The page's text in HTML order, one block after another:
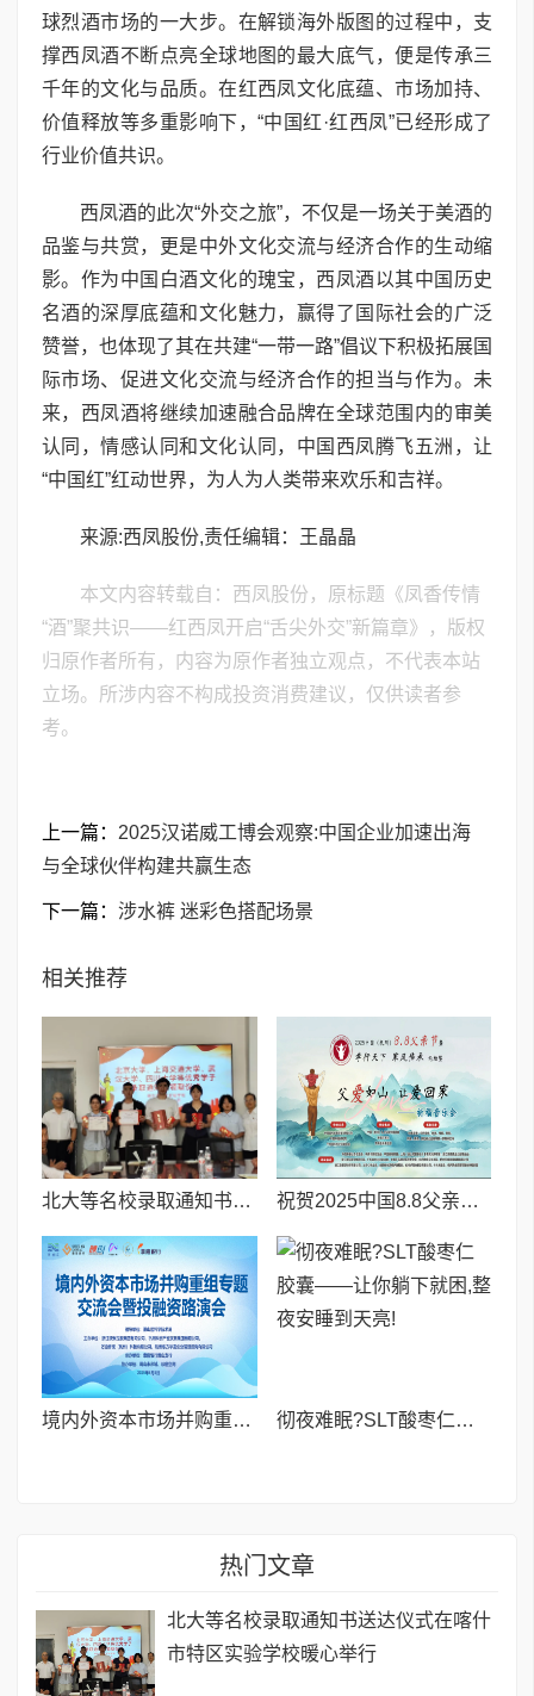
球烈酒市场的一大步。在解锁海外版图的过程中，支
撑西凤酒不断点亮全球地图的最大底气，便是传承三
千年的文化与品质。在红西凤文化底蕴、市场加持、
价值释放等多重影响下，“中国红·红西凤”已经形成了
行业价值共识。
西凤酒的此次“外交之旅”，不仅是一场关于美酒的
品鉴与共赏，更是中外文化交流与经济合作的生动缩
影。作为中国白酒文化的瑰宝，西凤酒以其中国历史
名酒的深厚底蕴和文化魅力，赢得了国际社会的广泛
赞誉，也体现了其在共建“一带一路”倡议下积极拓展国
际市场、促进文化交流与经济合作的担当与作为。未
来，西凤酒将继续加速融合品牌在全球范围内的审美
认同，情感认同和文化认同，中国西凤腾飞五洲，让
“中国红”红动世界，为人为人类带来欢乐和吉祥。
来源:西凤股份,责任编辑：王晶晶
本文内容转载自：西凤股份，原标题《凤香传情
“酒”聚共识——红西凤开启“舌尖外交”新篇章》，版权
归原作者所有，内容为原作者独立观点，不代表本站
立场。所涉内容不构成投资消费建议，仅供读者参
考。
上一篇： 2025汉诺威工博会观察:中国企业加速出海
与全球伙伴构建共赢生态
下一篇： 涉水裤 迷彩色搭配场景
相关推荐
北大等名校录取通知书送达仪式在喀什市特区实验学校暖心举行 祝贺2025中国8.8父亲节“孝行天下家风传承”论坛暨祈福音乐会圆满成功
境内外资本市场并购重组专题交流会暨投融资路演会 深度解析驱动企业资本战略升级 彻夜难眠?SLT酸枣仁胶囊——让你躺下就困,整夜安睡到天亮!
热门文章
北大等名校录取通知书送达仪式在喀什
市特区实验学校暖心举行